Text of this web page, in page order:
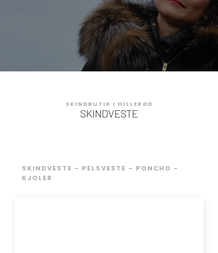
​​​​SKINDBUTIK I HILLERØD
SKINDVESTE
SKINDVESTE - PELSVESTE - PONCHO -
KJOLER